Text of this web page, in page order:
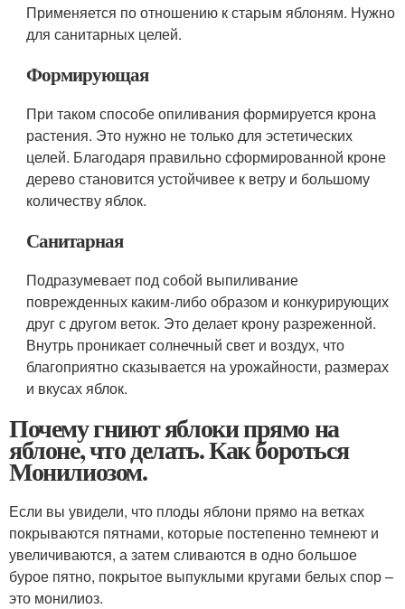
Применяется по отношению к старым яблоням. Нужно
для санитарных целей.
Формирующая
При таком способе опиливания формируется крона
растения. Это нужно не только для эстетических
целей. Благодаря правильно сформированной кроне
дерево становится устойчивее к ветру и большому
количеству яблок.
Санитарная
Подразумевает под собой выпиливание
поврежденных каким-либо образом и конкурирующих
друг с другом веток. Это делает крону разреженной.
Внутрь проникает солнечный свет и воздух, что
благоприятно сказывается на урожайности, размерах
и вкусах яблок.
Почему гниют яблоки прямо на
яблоне, что делать. Как бороться
Монилиозом.
Если вы увидели, что плоды яблони прямо на ветках
покрываются пятнами, которые постепенно темнеют и
увеличиваются, а затем сливаются в одно большое
бурое пятно, покрытое выпуклыми кругами белых спор –
это монилиоз.